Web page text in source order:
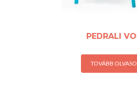
PEDRALI
TOVÁBB